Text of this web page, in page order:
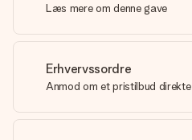
Læs mere om denne gave
Erhvervssordre
Anmod om et pristilbud direkte